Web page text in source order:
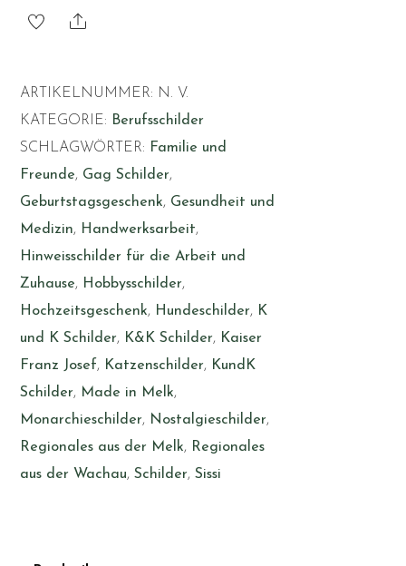
Share
ARTIKELNUMMER: N. V.
KATEGORIE: Berufsschilder
SCHLAGWÖRTER: Familie und
Freunde, Gag Schilder,
Geburtstagsgeschenk, Gesundheit und
Medizin, Handwerksarbeit,
Hinweisschilder für die Arbeit und
Zuhause, Hobbysschilder,
Hochzeitsgeschenk, Hundeschilder, K
und K Schilder, K&K Schilder, Kaiser
Franz Josef, Katzenschilder, KundK
Schilder, Made in Melk,
Monarchieschilder, Nostalgieschilder,
Regionales aus der Melk, Regionales
aus der Wachau,Schilder,Sissi